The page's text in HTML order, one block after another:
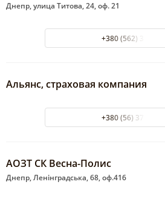
Днепр, улица Титова, 24, оф. 21
+380 (562) 33-50-01
Альянс, страховая компания
+380 (56) 372-30-10
АОЗТ СК Весна-Полис
Днепр, Ленінградська, 68, оф.416